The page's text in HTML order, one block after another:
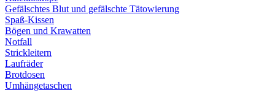
Gefälschtes Blut und gefälschte Tätowierung
Spaß-Kissen
Bögen und Krawatten
Notfall
Strickleitern
Laufräder
Brotdosen
Umhängetaschen